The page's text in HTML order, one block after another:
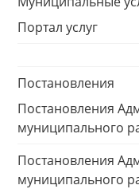
Портал услуг
Постановления
Постановления
муниципального
Постановления
муниципального